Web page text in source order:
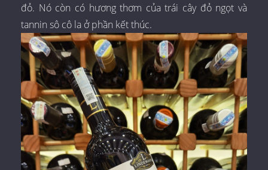
đỏ. Nó còn có hương thơm của trái cây đỏ ngọt và
tannin sô cô la ở phần kết thúc.